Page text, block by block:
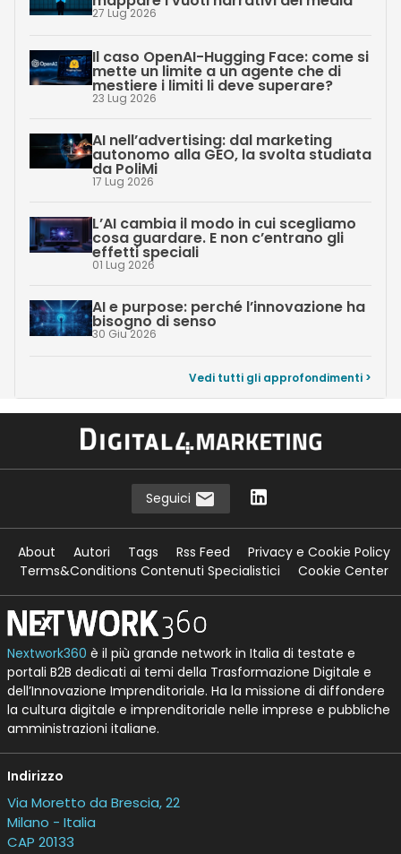
27 Lug 2026
Il caso OpenAI-Hugging Face: come si
mette un limite a un agente che di
mestiere i limiti li deve superare?
23 Lug 2026
AI nell’advertising: dal marketing
autonomo alla GEO, la svolta studiata
da PoliMi
17 Lug 2026
L’AI cambia il modo in cui scegliamo
cosa guardare. E non c’entrano gli
effetti speciali
01 Lug 2026
AI e purpose: perché l’innovazione ha
bisogno di senso
30 Giu 2026
Vedi tutti gli approfondimenti >
Seguici
About Autori Tags Rss Feed
Privacy e Cookie Policy
Terms&Conditions Contenuti Specialistici
Cookie Center
Nextwork360 è il più grande network in Italia di testate e
portali B2B dedicati ai temi della Trasformazione Digitale e
dell’Innovazione Imprenditoriale. Ha la missione di diffondere
la cultura digitale e imprenditoriale nelle imprese e pubbliche
amministrazioni italiane.
Indirizzo
Via Moretto da Brescia, 22
Milano - Italia
CAP 20133